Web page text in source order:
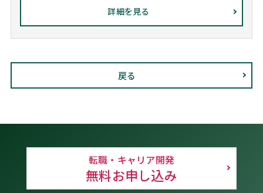
詳細を見る
戻る
転職・キャリア開発
無料お申し込み